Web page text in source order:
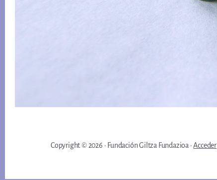
Copyright © 2026 · Fundación Giltza Fundazioa ·Acceder